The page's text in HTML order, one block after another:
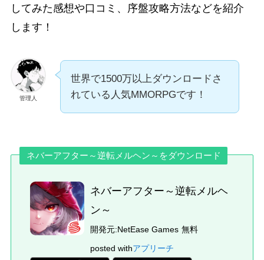
してみた感想や口コミ、 序盤攻略方法などを紹介
します！
管理人
世界で1500万以上ダウンロードさ
れている人気MMORPGです！
ネバーアフター～逆転メルヘン～をダウンロード
ネバーアフター～逆転メルヘ
ン～
開発元:NetEase Games 無料
posted withアプリーチ